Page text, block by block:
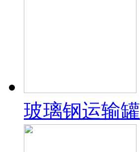
玻璃钢运输罐